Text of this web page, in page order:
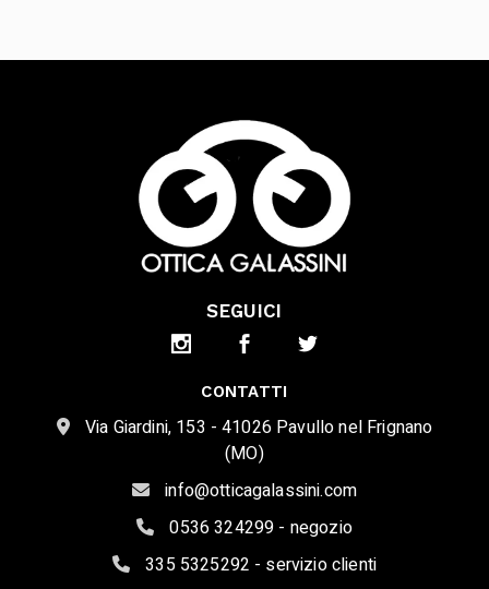
SEGUICI
CONTATTI
Via Giardini, 153 - 41026 Pavullo nel Frignano
(MO)
info@otticagalassini.com
0536 324299 - negozio
335 5325292 - servizio clienti